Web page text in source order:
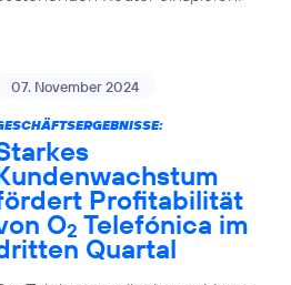
07. November 2024
Profitabilität
O2 Telefónica im
Quartal